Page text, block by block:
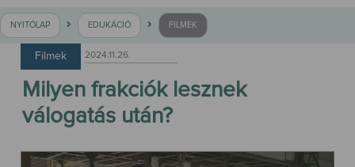
NYITÓLAP EDUKÁCIÓ FILMEK
Filmek 2024.11.26.
Milyen frakciók lesznek
válogatás után?